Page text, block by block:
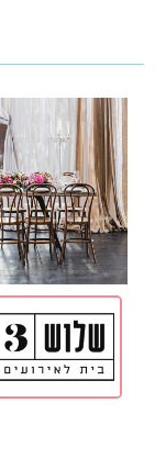
שלוש
אולמי
הקטנים.
המרכז,
דוד כהן 3, אור יהודה
עד 300 איש